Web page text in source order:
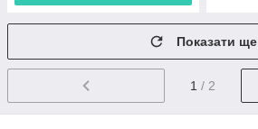
Показати ще
1 / 2